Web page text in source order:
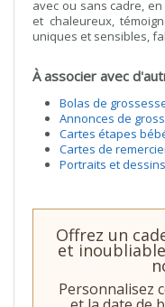
avec ou sans cadre,
et chaleureux,
uniques et sensibles,
À associer avec
Bolas de
Annonces de
Cartes étapes
Cartes de
Portraits et
Offrez un
et
Personnalisez